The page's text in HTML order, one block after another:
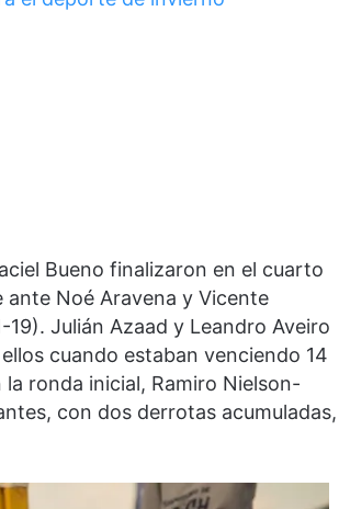
Bueno finalizaron en el cuarto
Noé Aravena y Vicente
Julián Azaad y Leandro Aveiro
cuando estaban venciendo 14
ronda inicial, Ramiro Nielson-
con dos derrotas acumuladas,